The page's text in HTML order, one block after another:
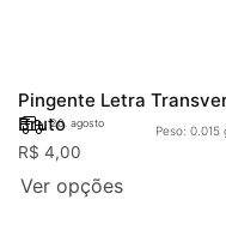
Pingente Letra
Bruto20. agosto
Peso: 0.015
R$ 4,00
Ver opções